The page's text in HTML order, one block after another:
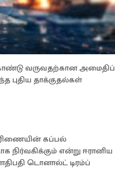
வருவதற்கான அமைதிப்
புதிய தாக்குதல்கள்
கப்பல்
நிர்வகிக்கும் என்று ஈரானிய
டொனால்ட் டிரம்ப்